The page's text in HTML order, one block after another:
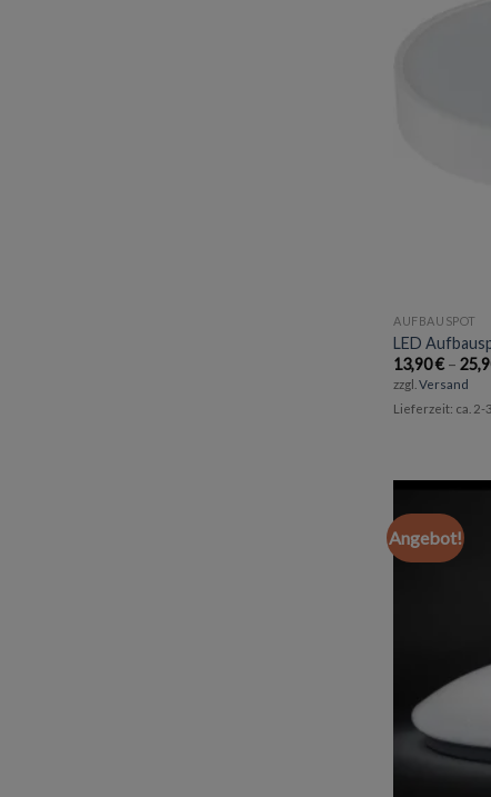
AUFBAUSPOT
LED
13,90€ –
zzgl.Versand
Lieferzeit: ca. 2-
Angebot!